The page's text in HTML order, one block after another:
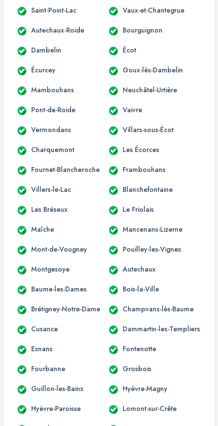
Saint-Point-Lac Vaux-et-Chantegrue
Autechaux-Roide Bourguignon
Dambelin Écot
Écurcey Goux-lès-Dambelin
Mambouhans Neuchâtel-Urtière
Pont-de-Roide Vaivre
Vermondans Villars-sous-Écot
Charquemont Les Écorces
Fournet-Blancheroche Frambouhans
Villers-le-Lac Blanchefontaine
Les Bréseux Le Friolais
Maîche Mancenans-Lizerne
Mont-de-Vougney Pouilley-les-Vignes
Montgesoye Autechaux
Baume-les-Dames Bois-la-Ville
Brétigney-Notre-Dame Champvans-lès-Baume
Cusance Dammartin-les-Templiers
Esnans Fontenotte
Fourbanne Grosbois
Guillon-les-Bains Hyèvre-Magny
Hyèvre-Paroisse Lomont-sur-Crête